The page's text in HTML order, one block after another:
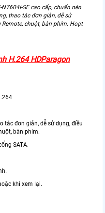
SE cao cấp, chuẩn nén
thao tác đơn giản, dễ sử
chuột, bàn phím. Hoạt
H.264 HDParagon
tác đơn giản, dễ sử dụng, điều
bàn phím.
SATA.
khi xem lại.